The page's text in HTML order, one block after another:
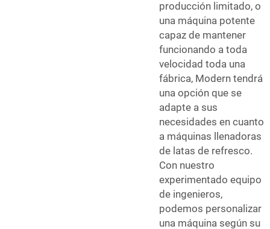
producción limitado, o
una máquina potente
capaz de mantener
funcionando a toda
velocidad toda una
fábrica, Modern tendrá
una opción que se
adapte a sus
necesidades en cuanto
a máquinas llenadoras
de latas de refresco.
Con nuestro
experimentado equipo
de ingenieros,
podemos personalizar
una máquina según su